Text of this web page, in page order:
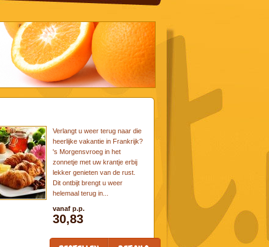
Verlangt u weer terug naar die
heerlijke vakantie in Frankrijk?
's Morgensvroeg in het
zonnetje met uw krantje erbij
lekker genieten van de rust.
Dit ontbijt brengt u weer
helemaal terug in...
vanaf p.p.
30,83